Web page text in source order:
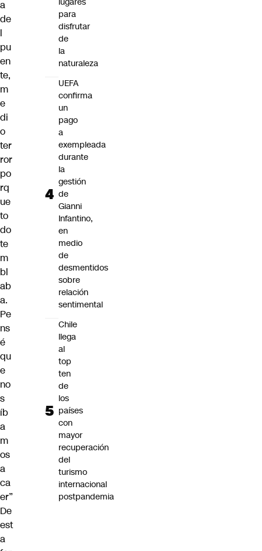
a
de
l
pu
en
te,
m
e
di
o
ter
ror
po
rq
ue
to
do
te
m
bl
ab
a.
Pe
ns
é
qu
e
no
s
íb
a
m
os
a
ca
er”
De
est
a
para
disfrutar
de
la
naturaleza
UEFA
confirma
un
pago
a
exempleada
durante
la
gestión
de
Gianni
Infantino,
en
medio
de
desmentidos
sobre
relación
sentimental
Chile
llega
al
top
ten
de
los
países
con
mayor
recuperación
del
turismo
internacional
postpandemia